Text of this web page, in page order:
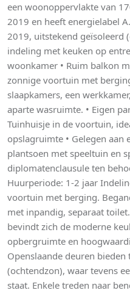
een woonoppervlakte van
2019 en heeft energielabel
2019, uitstekend geïsoleerd
indeling met keuken op
woonkamer • Ruim balkon
zonnige voortuin met
slaapkamers, een
aparte wasruimte. • Eigen
Tuinhuisje in de voortuin,
opslagruimte • Gelegen
plantsoen met speeltuin en
diplomatenclausule ten
Huurperiode: 1-2 jaar
voortuin met berging.
met inpandig, separaat
bevindt zich de moderne
opbergruimte en
Openslaande deuren
(ochtendzon), waar tevens
staat. Enkele treden naar